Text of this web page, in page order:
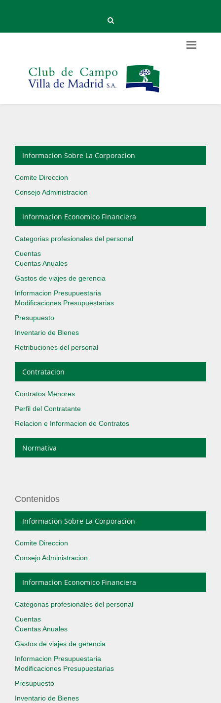
Informacion Sobre La Corporacion
Comite Direccion
Consejo Administracion
Informacion Economico Financiera
Categorias profesionales del personal
Cuentas
Cuentas Anuales
Gastos de viajes de gerencia
Informacion Presupuestaria
Modificaciones Presupuestarias
Presupuesto
Inventario de Bienes
Retribuciones del personal
Contratacion
Contratos Menores
Perfil del Contratante
Relacion e Informacion de Contratos
Normativa
Contenidos
Informacion Sobre La Corporacion
Comite Direccion
Consejo Administracion
Informacion Economico Financiera
Categorias profesionales del personal
Cuentas
Cuentas Anuales
Gastos de viajes de gerencia
Informacion Presupuestaria
Modificaciones Presupuestarias
Presupuesto
Inventario de Bienes